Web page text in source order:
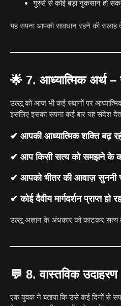
गुस्से से कोई बड़ा नुकसान हो
यह सपना आपको सावधान रहने की सलाह
🌟 7. आध्यात्मिक अर्थ
उल्लू को आज भी कई स्थानों पर आध्यात्मिक
इसलिए इसका सपना कई बार यह संदेश
✔ आपकी आध्यात्मिक शक्ति बढ़
✔ आप किसी सत्य को समझने के
✔ आपको भीतर की आवाज़ सुननी
✔ कोई दैवीय मार्गदर्शन प्राप्त हो
उल्लू अज्ञान के अंधकार को काटकर सत्य
💬 8. वास्तविक
एक युवक ने बताया कि उसे कई दिनों से